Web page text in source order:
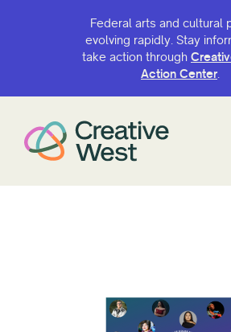
Federal arts and cultural
evolving rapidly. Stay
take action through
Action Center.